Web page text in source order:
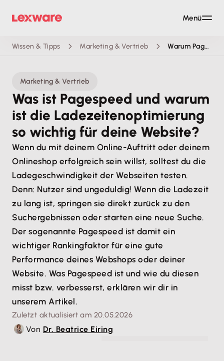
Wissen & Tipps Marketing & Vertrieb Warum Pagespeed wichtig ist?
Marketing & Vertrieb
Was ist Pagespeed und warum
ist die Ladezeitenoptimierung
so wichtig für deine Website?
Wenn du mit deinem Online-Auftritt oder deinem
Onlineshop erfolgreich sein willst, solltest du die
Ladegeschwindigkeit der Webseiten testen.
Denn: Nutzer sind ungeduldig! Wenn die Ladezeit
zu lang ist, springen sie direkt zurück zu den
Suchergebnissen oder starten eine neue Suche.
Der sogenannte Pagespeed ist damit ein
wichtiger Rankingfaktor für eine gute
Performance deines Webshops oder deiner
Website. Was Pagespeed ist und wie du diesen
misst bzw. verbesserst, erklären wir dir in
unserem Artikel.
Zuletzt aktualisiert am 20.05.2026
Von Dr. Beatrice Eiring© Prostock-studio - stock.adobe.com
Menü